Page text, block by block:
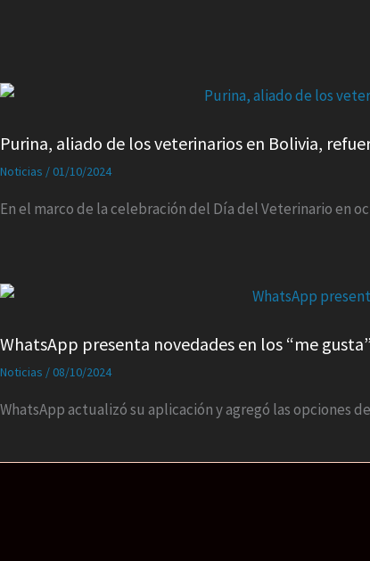
Purina, aliado de los veterinarios en Bolivia,
Noticias / 01/10/2024
En el marco de la celebración del Día del Veterinario en
WhatsApp presenta novedades en los “me
Noticias / 08/10/2024
WhatsApp actualizó su aplicación y agregó las opciones